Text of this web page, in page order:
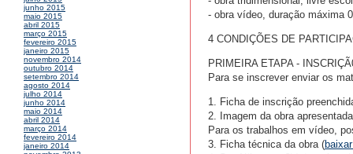
junho 2015
maio 2015
abril 2015
março 2015
fevereiro 2015
janeiro 2015
novembro 2014
outubro 2014
setembro 2014
agosto 2014
julho 2014
junho 2014
maio 2014
abril 2014
março 2014
fevereiro 2014
janeiro 2014
- obra vídeo, duração máxima
4 CONDIÇÕES DE
PRIMEIRA ETAPA -
Para se inscrever enviar os
1. Ficha de inscrição
2. Imagem da obra
Para os trabalhos em vídeo,
3. Ficha técnica da obra (